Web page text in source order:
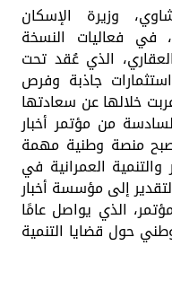
وزيرة الإسكان
في فعاليات النسخة
الذي عُقد تحت
جاذبة وفرص
خلالها عن سعادتها
من مؤتمر أخبار
منصة وطنية مهمة
العمرانية في
إلى مؤسسة أخبار
الذي يواصل عامًا
حول قضايا التنمية